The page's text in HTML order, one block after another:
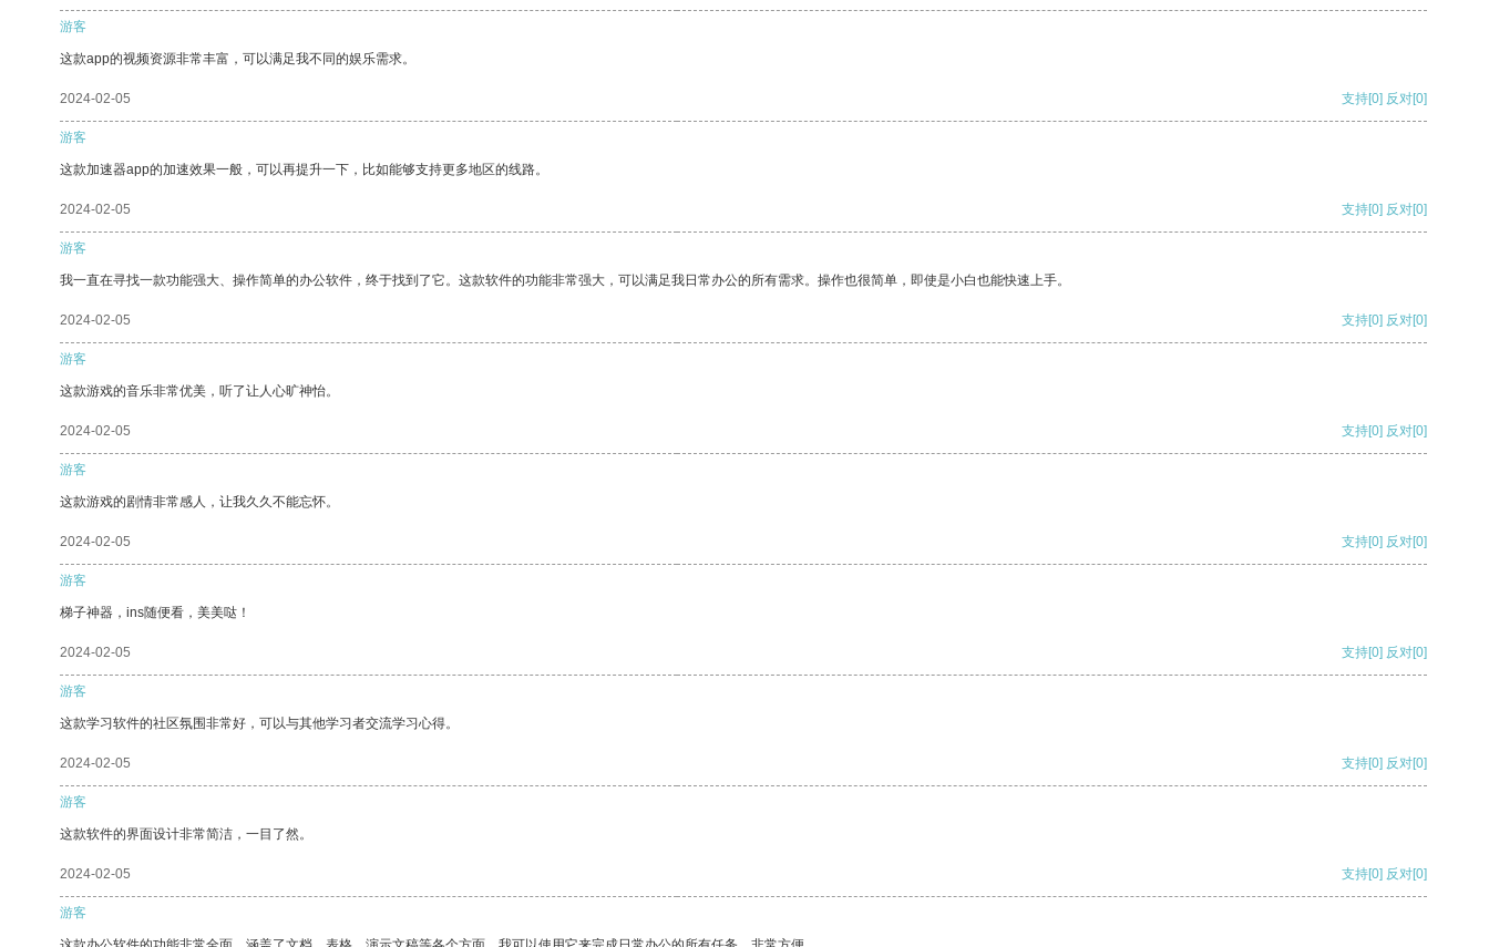
游客
这款app的视频资源非常丰富，可以满足我不同的娱乐需求。
2024-02-05 支持[0] 反对[0]
游客
这款加速器app的加速效果一般，可以再提升一下，比如能够支持更多地区的线路。
2024-02-05 支持[0] 反对[0]
游客
我一直在寻找一款功能强大、操作简单的办公软件，终于找到了它。这款软件的功能非常强大，可以满足我日常办公的所有需求。操作也很简单，即使是小白也能快速上手。
2024-02-05 支持[0] 反对[0]
游客
这款游戏的音乐非常优美，听了让人心旷神怡。
2024-02-05 支持[0] 反对[0]
游客
这款游戏的剧情非常感人，让我久久不能忘怀。
2024-02-05 支持[0] 反对[0]
游客
梯子神器，ins随便看，美美哒！
2024-02-05 支持[0] 反对[0]
游客
这款学习软件的社区氛围非常好，可以与其他学习者交流学习心得。
2024-02-05 支持[0] 反对[0]
游客
这款软件的界面设计非常简洁，一目了然。
2024-02-05 支持[0] 反对[0]
游客